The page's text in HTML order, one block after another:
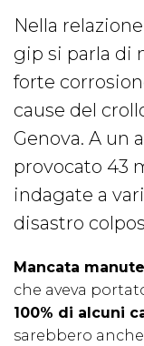
Nella
gip si parla di
forte
cause del
Genova. A un
provocato 43
indagate a
disastro
Mancata
che aveva
100% di alcuni
sarebbero